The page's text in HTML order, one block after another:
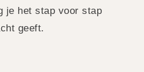
je het stap voor stap
geeft.